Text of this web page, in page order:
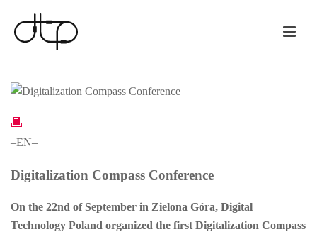
–EN–
Digitalization Compass Conference
On the 22nd of September in Zielona Góra, Digital
Technology Poland organized the first Digitalization Compass